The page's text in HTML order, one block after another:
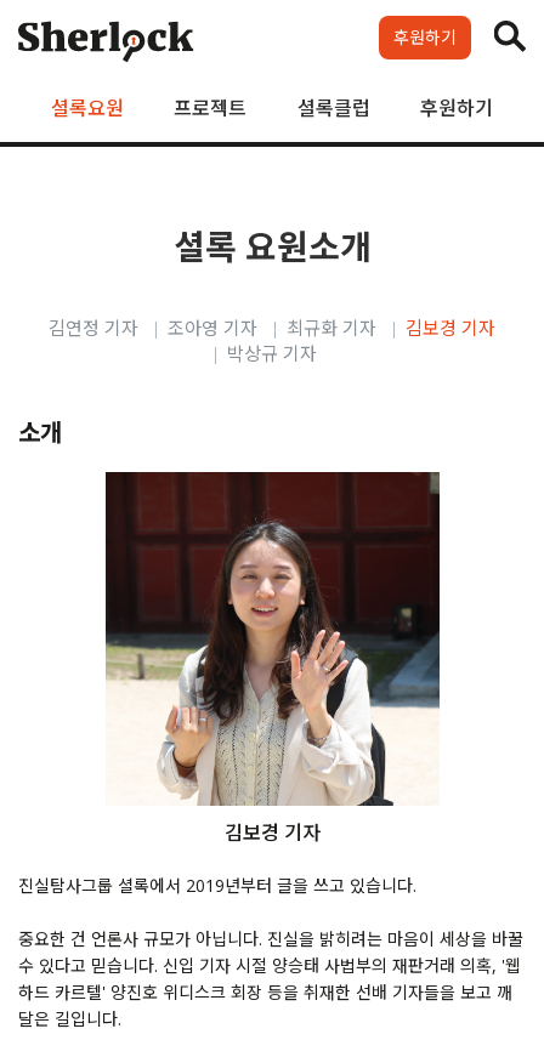
content
셜록요원 프로젝트 셜록클럽 후원하기
후원하기
셜록 요원소개
김연정 기자 조아영 기자 최규화 기자
김보경 기자
박상규 기자
소개
김보경 기자
진실탐사그룹 셜록에서 2019년부터 글을 쓰고 있습니다.
중요한 건 언론사 규모가 아닙니다. 진실을 밝히려는 마음이 세상을 바꿀
수 있다고 믿습니다. 신입 기자 시절 양승태 사법부의 재판거래 의혹, '웹
하드 카르텔' 양진호 위디스크 회장 등을 취재한 선배 기자들을 보고 깨
달은 길입니다.